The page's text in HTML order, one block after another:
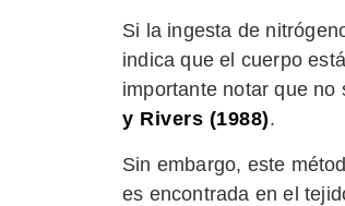
Si la ingesta de
indica que el cuerpo
importante notar que
y Rivers (1988).
Sin embargo, este
es encontrada en el